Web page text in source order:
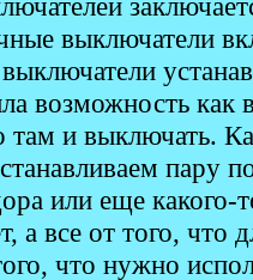
выключатели
возможность как
там и выключать.
пару
или еще какого-
а все от того, что
что нужно